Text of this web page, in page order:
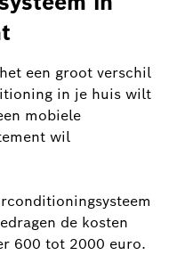
een groot verschil
in je huis wilt
mobiele
wil
de kosten
600 tot 2000 euro.